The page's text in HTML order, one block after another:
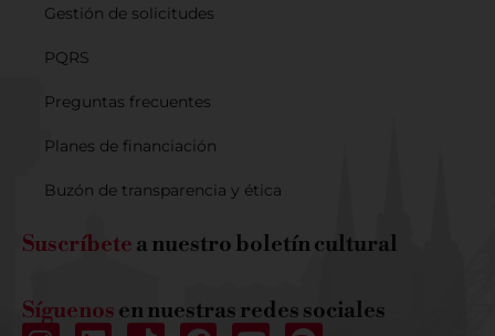
Gestión de solicitudes
PQRS
Preguntas frecuentes
Planes de financiación
Buzón de transparencia y ética
Suscríbete a nuestro boletín cultural
Síguenos en nuestras redes sociales